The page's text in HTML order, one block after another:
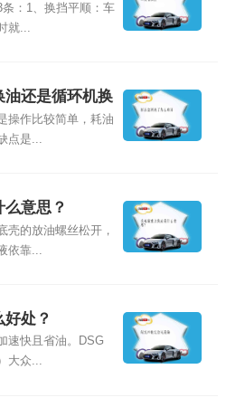
：1、换挡平顺：车
就...
油还是循环机换
操作比较简单，耗油
点是...
意思？
壳的放油螺丝松开，
依靠...
处？
速快且省油。DSG
大众...